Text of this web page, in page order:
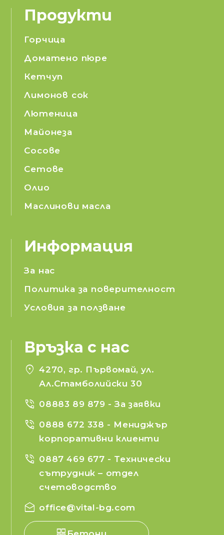
Продукти
Горчица
Доматено пюре
Кетчуп
Лимонов сок
Лютеница
Майонеза
Сосове
Сетове
Олио
Маслинови масла
Информация
За нас
Политика за поверителност
Условия за ползване
Връзка с нас
location_on 4270, гр. Първомай, ул.
Ал.Стамболийски 30
phone_in_talk 08883 89 879 - За заявки
phone_in_talk 0888 672 338 - Мениджър
корпоративни клиенти
phone_in_talk 0887 469 677 - Технически
сътрудник – отдел
счетоводство
drafts office@vital-bg.com